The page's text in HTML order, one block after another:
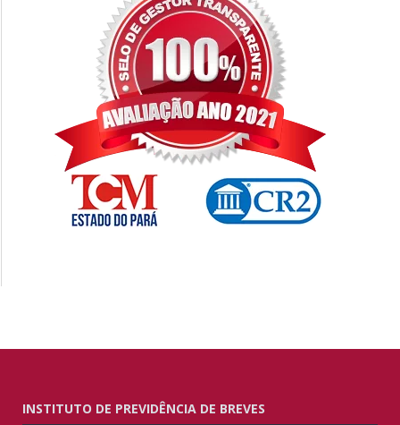
INSTITUTO DE PREVIDÊNCIA DE BREVES